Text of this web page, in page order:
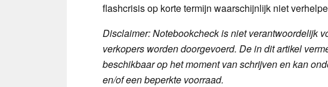
flashcrisis op korte termijn waarschijnlijk niet
Disclaimer: Notebookcheck is niet verantwoordelijk
verkopers worden doorgevoerd. De in dit artikel
beschikbaar op het moment van schrijven en kan
en/of een beperkte voorraad.